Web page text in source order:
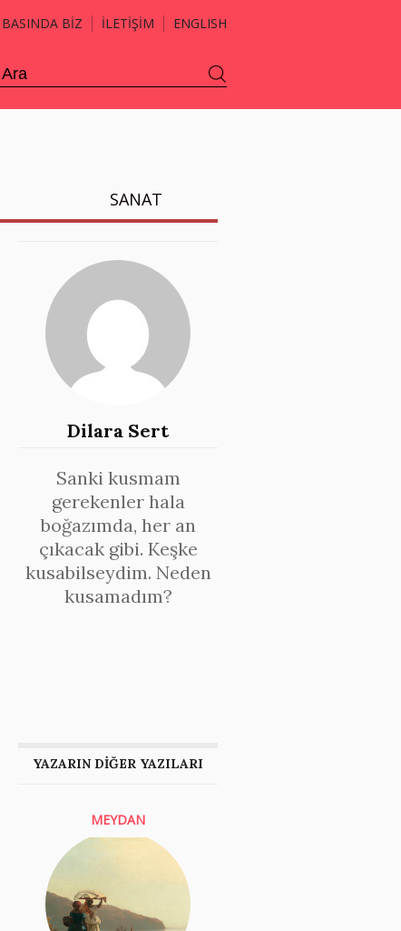
BASINDA BİZ İLETİŞİM ENGLISH
SANAT
Dilara Sert
Sanki kusmam
gerekenler hala
boğazımda, her an
çıkacak gibi. Keşke
kusabilseydim. Neden
kusamadım?
YAZARIN DİĞER YAZILARI
MEYDAN